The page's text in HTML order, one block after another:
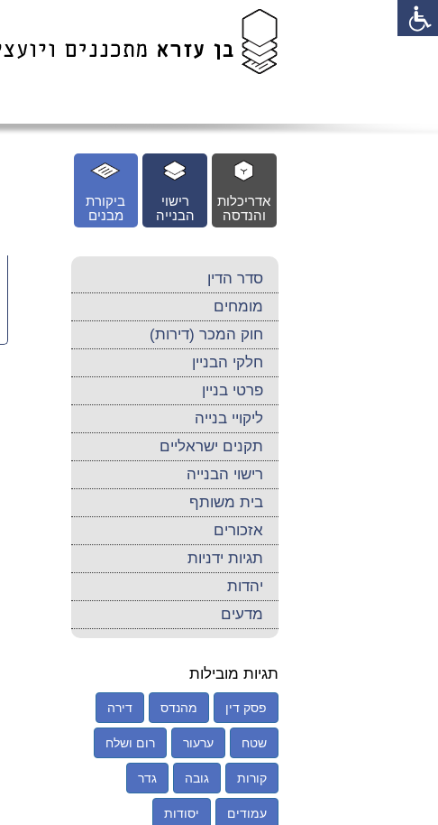
ביקורת
מבנים
רישוי
הבנייה
אדריכלות
והנדסה
סדר הדין
מומחים
חוק המכר (דירות)
חלקי הבניין
פרטי בניין
ליקויי בנייה
תקנים ישראליים
רישוי הבנייה
בית משותף
אזכורים
תגיות ידניות
יהדות
מדעים
תגיות מובילות
פסק דין מהנדס דירה
שטח ערעור רום ושלח
קורות גובה גדר
עמודים יסודות